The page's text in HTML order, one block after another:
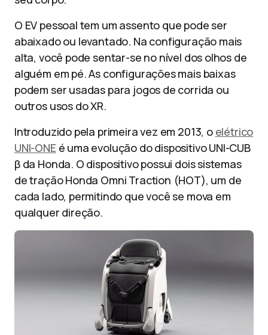
O EV pessoal tem um assento que pode ser
abaixado ou levantado. Na configuração mais
alta, você pode sentar-se no nível dos olhos de
alguém em pé. As configurações mais baixas
podem ser usadas para jogos de corrida ou
outros usos do XR.
Introduzido pela primeira vez em 2013, o elétrico
UNI-ONE é uma evolução do dispositivo UNI-CUB
β da Honda. O dispositivo possui dois sistemas
de tração Honda Omni Traction (HOT), um de
cada lado, permitindo que você se mova em
qualquer direção.